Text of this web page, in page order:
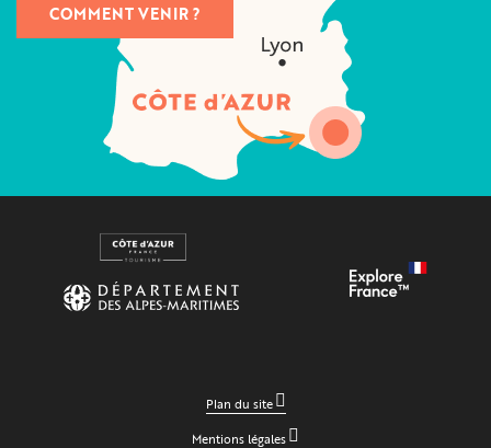
COMMENT VENIR ?
Plan du site
Mentions légales